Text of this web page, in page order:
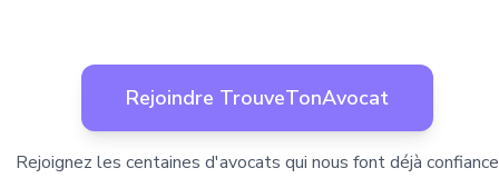
Rejoindre TrouveTonAvocat
Rejoignez les centaines d'avocats qui nous font déjà confiance